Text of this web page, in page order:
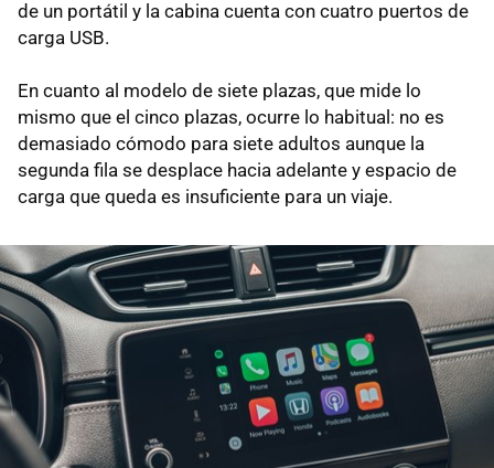
de un portátil y la cabina cuenta con cuatro puertos de
carga USB.
En cuanto al modelo de siete plazas, que mide lo
mismo que el cinco plazas, ocurre lo habitual: no es
demasiado cómodo para siete adultos aunque la
segunda fila se desplace hacia adelante y espacio de
carga que queda es insuficiente para un viaje.